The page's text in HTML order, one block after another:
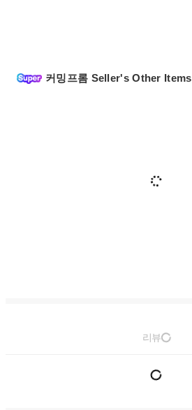
커밍프롬 Seller's Other Items
리뷰